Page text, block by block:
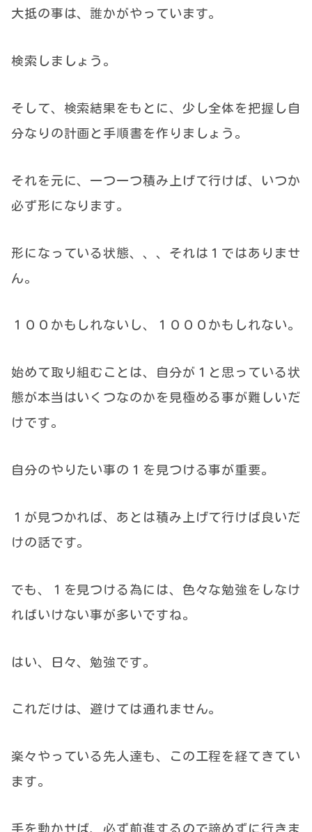
大抵の事は、誰かがやっています。
検索しましょう。
そして、検索結果をもとに、少し全体を把握し自
分なりの計画と手順書を作りましょう。
それを元に、一つ一つ積み上げて行けば、いつか
必ず形になります。
形になっている状態、、、それは１ではありませ
ん。
１００かもしれないし、１０００かもしれない。
始めて取り組むことは、自分が１と思っている状
態が本当はいくつなのかを見極める事が難しいだ
けです。
自分のやりたい事の１を見つける事が重要。
１が見つかれば、あとは積み上げて行けば良いだ
けの話です。
でも、１を見つける為には、色々な勉強をしなけ
ればいけない事が多いですね。
はい、日々、勉強です。
これだけは、避けては通れません。
楽々やっている先人達も、この工程を経てきてい
ます。
手を動かせば、必ず前進するので諦めずに行きま